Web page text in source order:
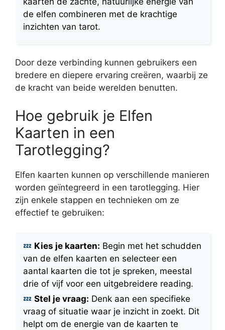
de elfen combineren met de krachtige
inzichten van tarot.
Door deze verbinding kunnen gebruikers een
bredere en diepere ervaring creëren, waarbij ze
de kracht van beide werelden benutten.
Hoe gebruik je Elfen
Kaarten in een
Tarotlegging?
Elfen kaarten kunnen op verschillende manieren
worden geïntegreerd in een tarotlegging. Hier
zijn enkele stappen en technieken om ze
effectief te gebruiken:
Kies je kaarten: Begin met het schudden
van de elfen kaarten en selecteer een
aantal kaarten die tot je spreken, meestal
drie of vijf voor een uitgebreidere reading.
Stel je vraag: Denk aan een specifieke
vraag of situatie waar je inzicht in zoekt. Dit
helpt om de energie van de kaarten te